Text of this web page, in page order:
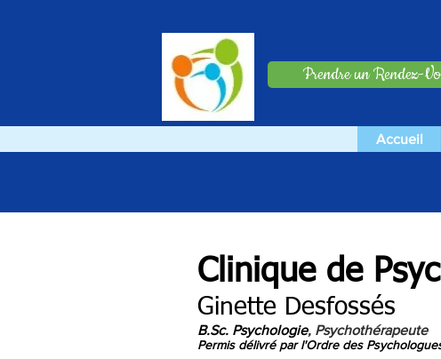
Prendre un Rendez-
Accueil
Clinique de
Ginette Desfossés
B.Sc. Psychologie, Psychothérapeute
Permis délivré par l'Ordre des